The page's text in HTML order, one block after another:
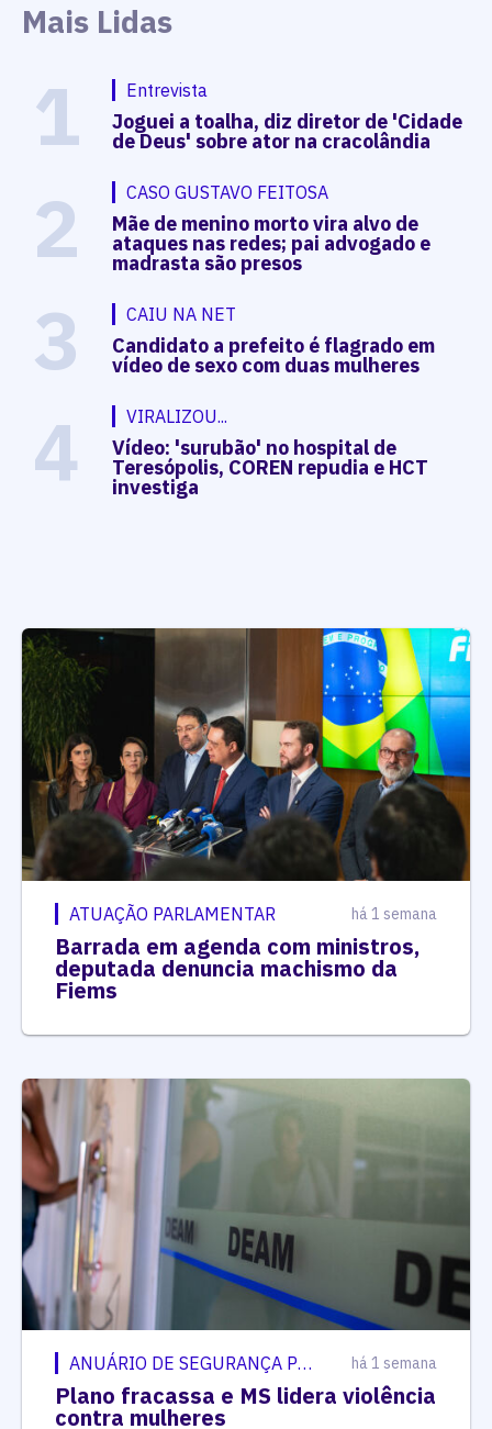
Mais Lidas
1 Entrevista
Joguei a toalha, diz diretor de 'Cidade
de Deus' sobre ator na cracolândia
2 CASO GUSTAVO FEITOSA
Mãe de menino morto vira alvo de
ataques nas redes; pai advogado e
madrasta são presos
3 CAIU NA NET
Candidato a prefeito é flagrado em
vídeo de sexo com duas mulheres
4 VIRALIZOU...
Vídeo: 'surubão' no hospital de
Teresópolis, COREN repudia e HCT
investiga
ATUAÇÃO PARLAMENTAR há 1 semana
Barrada em agenda com ministros,
deputada denuncia machismo da
Fiems
ANUÁRIO DE SEGURANÇA PÚBLICA há 1 semana
Plano fracassa e MS lidera violência
contra mulheres